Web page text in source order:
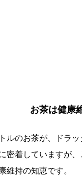
お茶は健康
ルのお茶が、ドラ
密着していますが
維持の知恵です。